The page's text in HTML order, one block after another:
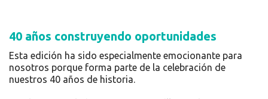
40 años construyendo oportunidades
Esta edición ha sido especialmente emocionante para
nosotros porque forma parte de la celebración de
nuestros 40 años de historia.